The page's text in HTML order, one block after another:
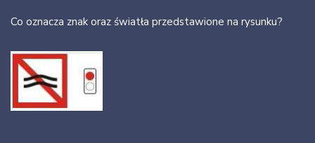
Co oznacza znak oraz światła przedstawione na rysunku?